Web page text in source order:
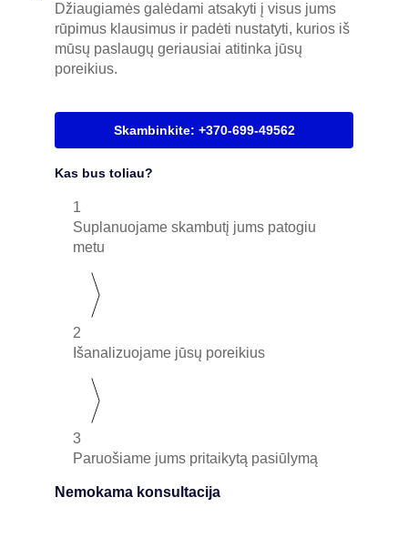
Džiaugiamės galėdami atsakyti į visus jums
rūpimus klausimus ir padėti nustatyti, kurios iš
mūsų paslaugų geriausiai atitinka jūsų
poreikius.
Skambinkite: +370-699-49562
Kas bus toliau?
1
Suplanuojame skambutį jums patogiu
metu
2
Išanalizuojame jūsų poreikius
3
Paruošiame jums pritaikytą pasiūlymą
Nemokama konsultacija